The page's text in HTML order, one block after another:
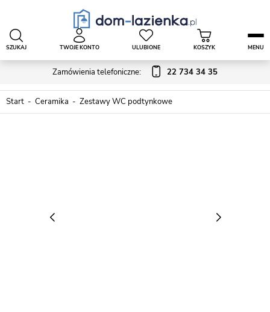
Zamówienia telefoniczne: 22 734 34 35
SZUKAJ TWOJE KONTO ULUBIONE KOSZYK MENU
Start Ceramika Zestawy WC podtynkowe